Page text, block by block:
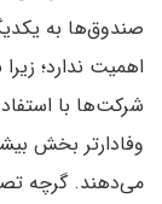
صندوق‌ها به
اهمیت ندارد؛
وفادارتر بخش